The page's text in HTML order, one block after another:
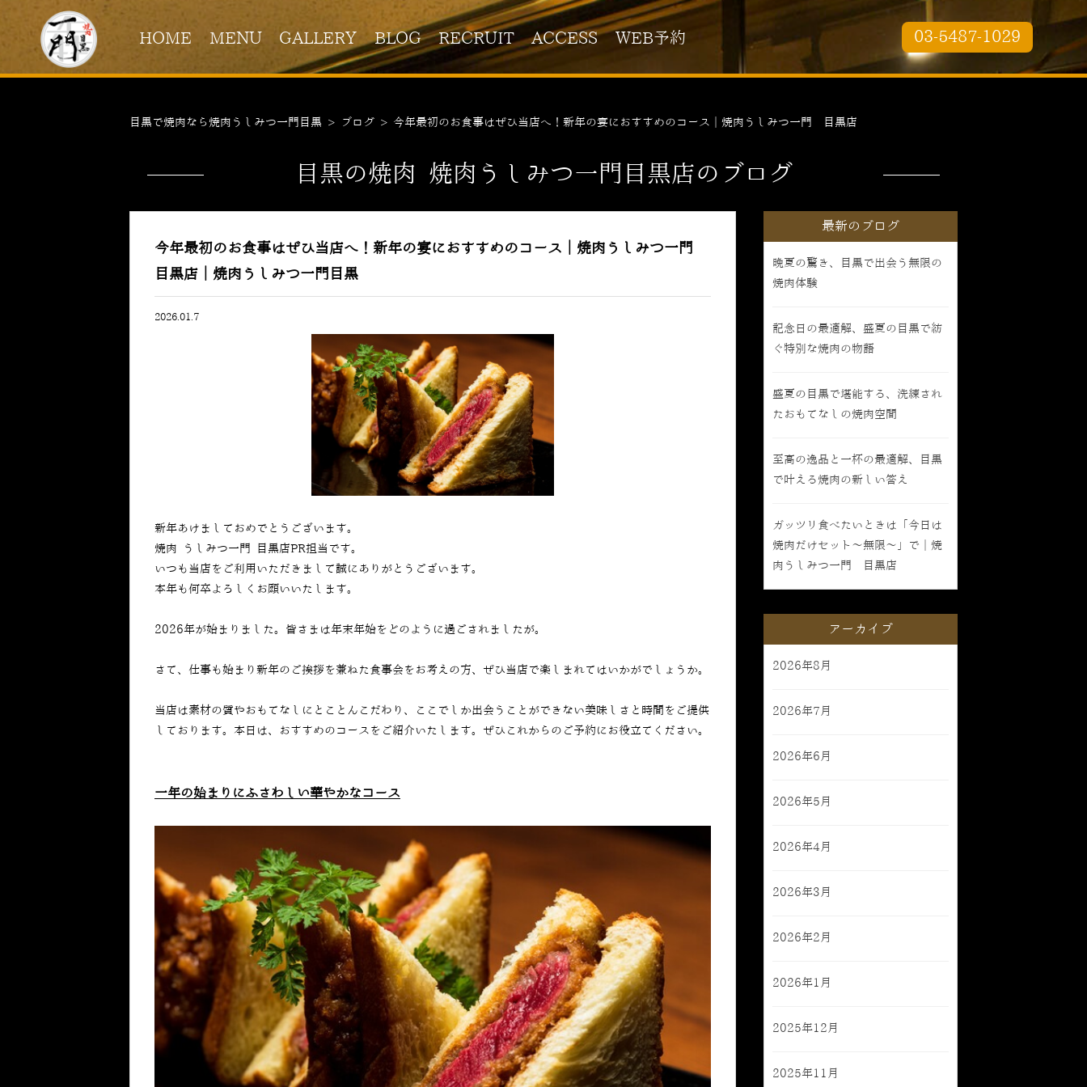
HOME MENU GALLERY BLOG RECRUIT ACCESS WEB予約 03-5487-1029
目黒で焼肉なら焼肉うしみつ一門目黒 > ブログ > 今年最初のお食事はぜひ当店へ！新年の宴におすすめのコース｜焼肉うしみつ一門 目黒店
目黒の焼肉 焼肉うしみつ一門目黒店のブログ
今年最初のお食事はぜひ当店へ！新年の宴におすすめのコース｜焼肉うしみつ一門
目黒店｜焼肉うしみつ一門目黒
2026.01.7
新年あけましておめでとうございます。
焼肉 うしみつ一門 目黒店PR担当です。
いつも当店をご利用いただきまして誠にありがとうございます。
本年も何卒よろしくお願いいたします。
2026年が始まりました。皆さまは年末年始をどのように過ごされましたが。
さて、仕事も始まり新年のご挨拶を兼ねた食事会をお考えの方、ぜひ当店で楽しまれてはいかがでしょうか。
当店は素材の質やおもてなしにとことんこだわり、ここでしか出会うことができない美味しさと時間をご提供
しております。本日は、おすすめのコースをご紹介いたします。ぜひこれからのご予約にお役立てください。
一年の始まりにふさわしい華やかなコース
最新のブログ
晩夏の驚き、目黒で出会う無限の
焼肉体験
記念日の最適解、盛夏の目黒で紡
ぐ特別な焼肉の物語
盛夏の目黒で堪能する、洗練され
たおもてなしの焼肉空間
至高の逸品と一杯の最適解、目黒
で叶える焼肉の新しい答え
ガッツリ食べたいときは「今日は
焼肉だけセット〜無限〜」で｜焼
肉うしみつ一門 目黒店
アーカイブ
2026年8月
2026年7月
2026年6月
2026年5月
2026年4月
2026年3月
2026年2月
2026年1月
2025年12月
2025年11月